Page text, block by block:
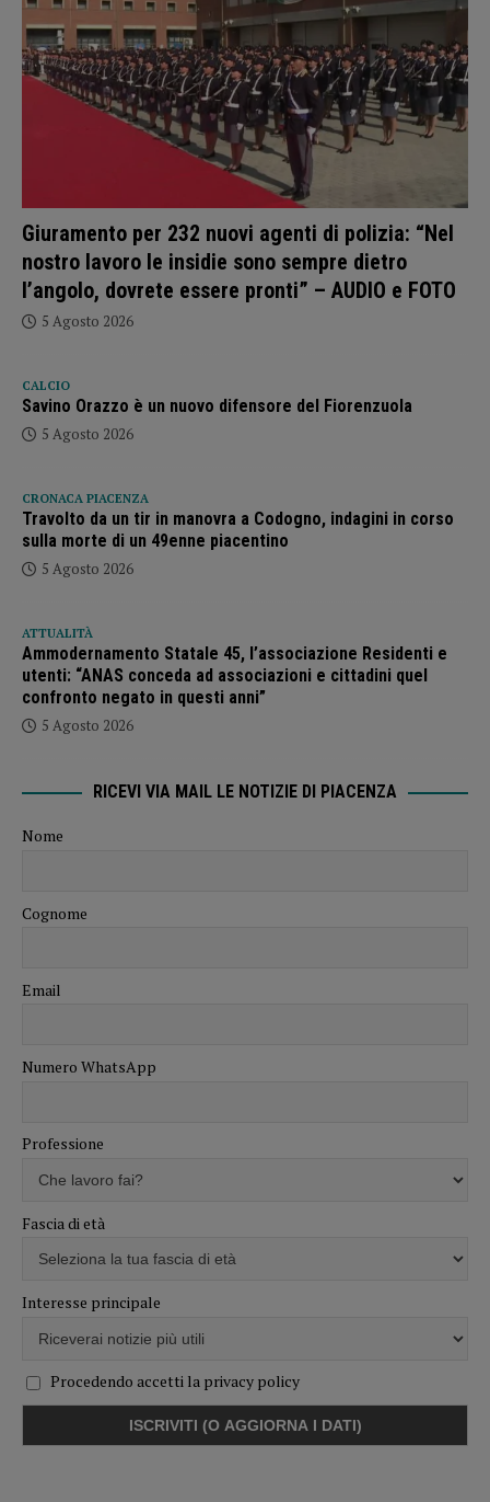
Giuramento per 232 nuovi agenti di polizia: “Nel
nostro lavoro le insidie sono sempre dietro
l’angolo, dovrete essere pronti” – AUDIO e FOTO
5 Agosto 2026
CALCIO
Savino Orazzo è un nuovo difensore del Fiorenzuola
5 Agosto 2026
CRONACA PIACENZA
Travolto da un tir in manovra a Codogno, indagini in corso
sulla morte di un 49enne piacentino
5 Agosto 2026
ATTUALITÀ
Ammodernamento Statale 45, l’associazione Residenti e
utenti: “ANAS conceda ad associazioni e cittadini quel
confronto negato in questi anni”
5 Agosto 2026
RICEVI VIA MAIL LE NOTIZIE DI PIACENZA
Nome
Cognome
Email
Numero WhatsApp
Professione
Fascia di età
Interesse principale
Procedendo accetti la privacy policy